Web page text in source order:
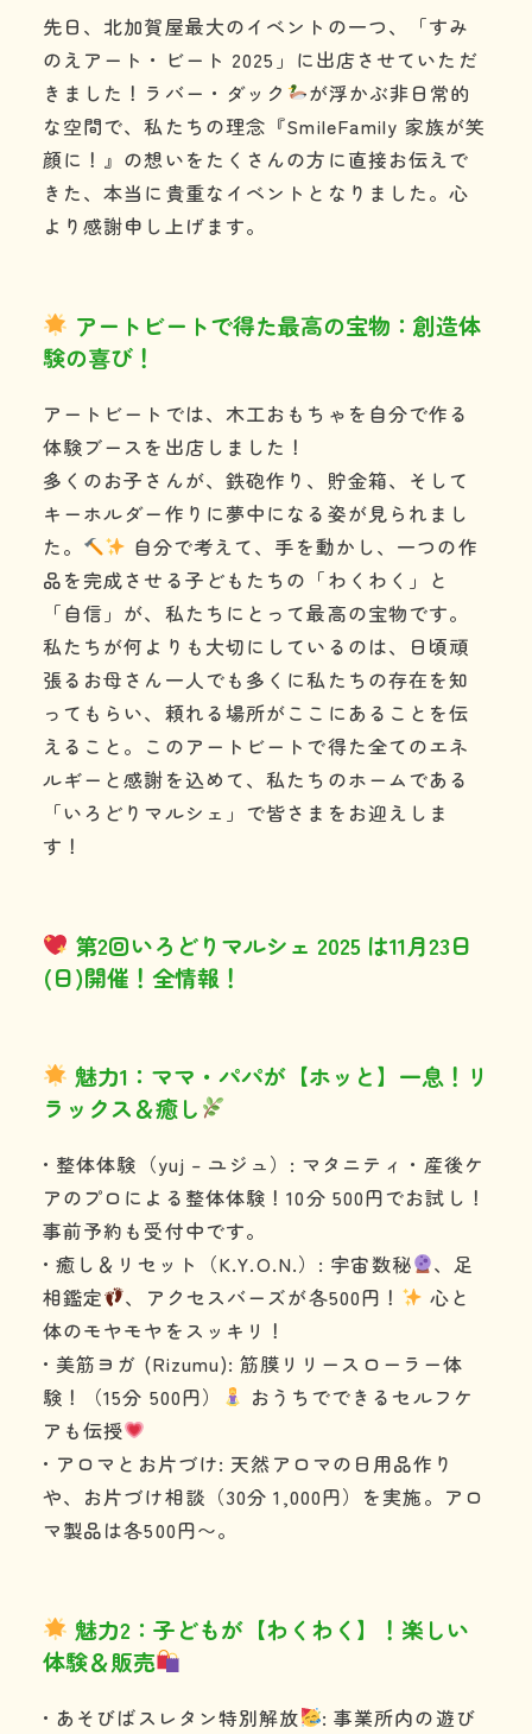
06-7505-2131
体験に行ってみる
お問い合わせ
先日、北加賀屋最大のイベントの一つ、「すみ
のえアート・ビート 2025」に出店させていただ
きました！ラバー・ダック
が浮かぶ非日常的
な空間で、私たちの理念『SmileFamily 家族が笑
顔に！』の想いをたくさんの方に直接お伝えで
きた、本当に貴重なイベントとなりました。心
より感謝申し上げます。
アートビートで得た最高の宝物：創造体
験の喜び！
アートビートでは、木工おもちゃを自分で作る
体験ブースを出店しました！
多くのお子さんが、鉄砲作り、貯金箱、そして
キーホルダー作りに夢中になる姿が見られまし
た。
自分で考えて、手を動かし、一つの作
品を完成させる子どもたちの「わくわく」と
「自信」が、私たちにとって最高の宝物です。
私たちが何よりも大切にしているのは、日頃頑
張るお母さん一人でも多くに私たちの存在を知
ってもらい、頼れる場所がここにあることを伝
えること。このアートビートで得た全てのエネ
ルギーと感謝を込めて、私たちのホームである
「いろどりマルシェ」で皆さまをお迎えしま
す！
第2回いろどりマルシェ 2025 は11月23日
(日)開催！全情報！
魅力1：ママ・パパが【ホッと】一息！リ
ラックス＆癒し
• 整体体験（yuj – ユジュ）: マタニティ・産後ケ
アのプロによる整体体験！10分 500円でお試し！
事前予約も受付中です。
• 癒し＆リセット（K.Y.O.N.）: 宇宙数秘
、足
相鑑定
、アクセスバーズが各500円！
心と
体のモヤモヤをスッキリ！
• 美筋ヨガ (Rizumu): 筋膜リリースローラー体
験！（15分 500円）
おうちでできるセルフケ
アも伝授
• アロマとお片づけ: 天然アロマの日用品作り
や、お片づけ相談（30分 1,000円）を実施。アロ
マ製品は各500円〜。
魅力2：子どもが【わくわく】！楽しい
体験＆販売
• あそびばスレタン特別解放 : 事業所内の遊び